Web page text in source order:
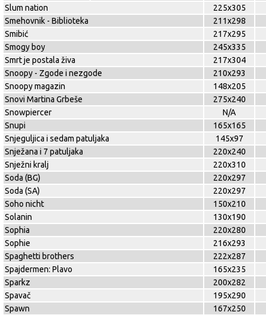
Slum nation
225x305
Smehovnik - Biblioteka
211x298
Smibić
217x295
Smogy boy
245x335
Smrt je postala živa
217x304
Snoopy - Zgode i nezgode
210x293
Snoopy magazin
148x205
Snovi Martina Grbeše
275x240
Snowpiercer
N/A
Snupi
165x165
Snjeguljica i sedam patuljaka
145x97
Snježana i 7 patuljaka
220x240
Snježni kralj
220x310
Soda (BG)
220x297
Soda (SA)
220x297
Soho nicht
150x210
Solanin
130x190
Sophia
220x280
Sophie
216x293
Spaghetti brothers
222x287
Spajdermen: Plavo
165x235
Sparkz
200x282
Spavač
195x290
Spawn
167x250